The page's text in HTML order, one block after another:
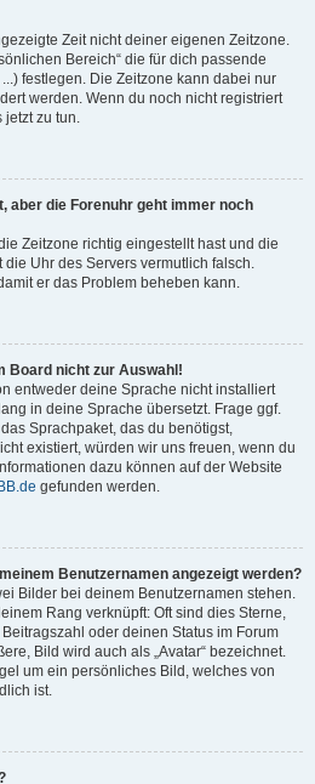
Zeit nicht deiner eigenen Zeitzone.
Bereich“ die für dich passende
festlegen. Die Zeitzone kann dabei nur
werden. Wenn du noch nicht registriert
zu tun.
aber die Forenuhr geht immer noch
Zeitzone richtig eingestellt hast und die
Uhr des Servers vermutlich falsch.
er das Problem beheben kann.
Board nicht zur Auswahl!
entweder deine Sprache nicht installiert
in deine Sprache übersetzt. Frage ggf.
Sprachpaket, das du benötigst,
existiert, würden wir uns freuen, wenn du
dazu können auf der Website
gefunden werden.
Benutzernamen angezeigt werden?
Bilder bei deinem Benutzernamen stehen.
Rang verknüpft: Oft sind dies Sterne,
oder deinen Status im Forum
Bild wird auch als „Avatar“ bezeichnet.
um ein persönliches Bild, welches von
ist.